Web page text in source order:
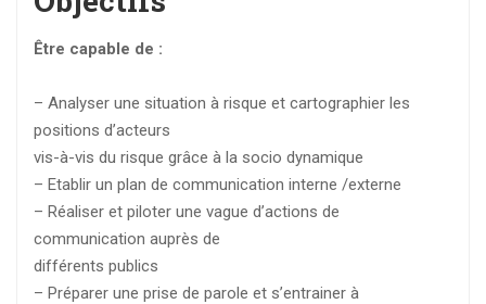
Être capable de :
– Analyser une situation à risque et cartographier les
positions d’acteurs
vis-à-vis du risque grâce à la socio dynamique
– Etablir un plan de communication interne /externe
– Réaliser et piloter une vague d’actions de
communication auprès de
différents publics
– Préparer une prise de parole et s’entrainer à